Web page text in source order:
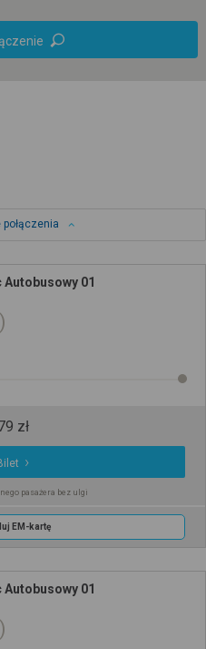
Autobusowy 01
zł
pasażera bez ulgi
EM-kartę
Autobusowy 01